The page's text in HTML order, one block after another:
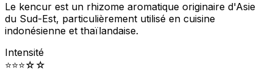
Le kencur est un rhizome aromatique originaire d'Asie
du Sud-Est, particulièrement utilisé en cuisine
indonésienne et thaïlandaise.
Intensité
⭐⭐⭐☆ ☆